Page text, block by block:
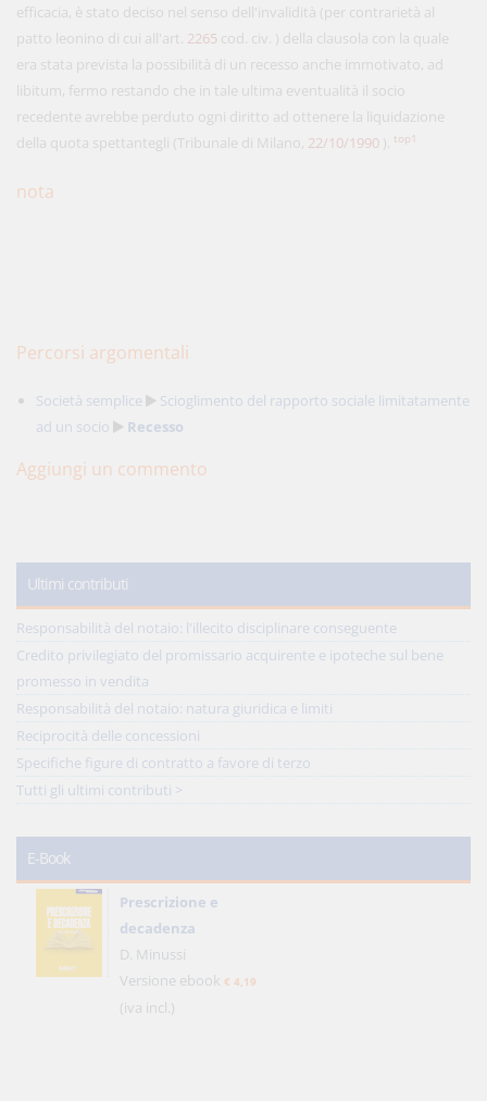
efficacia, è stato deciso nel senso dell'invalidità (per contrarietà al
patto leonino di cui all'art. 2265 cod. civ. ) della clausola con la quale
era stata prevista la possibilità di un recesso anche immotivato, ad
libitum, fermo restando che in tale ultima eventualità il socio
recedente avrebbe perduto ogni diritto ad ottenere la liquidazione
della quota spettantegli (Tribunale di Milano, 22/10/1990 ). top1
nota
Percorsi argomentali
Società semplice
Scioglimento del rapporto sociale limitatamente
ad un socio
Recesso
Aggiungi un commento
Ultimi contributi
Responsabilità del notaio: l'illecito disciplinare conseguente
Credito privilegiato del promissario acquirente e ipoteche sul bene
promesso in vendita
Responsabilità del notaio: natura giuridica e limiti
Reciprocità delle concessioni
Specifiche figure di contratto a favore di terzo
Tutti gli ultimi contributi >
E-Book
Prescrizione e
decadenza
D. Minussi
Versione ebook € 4,19
(iva incl.)